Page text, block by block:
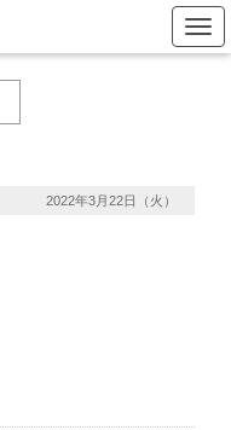
2022年3月22日（火）